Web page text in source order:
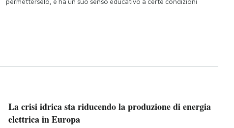
La crisi idrica sta riducendo la produzione di energia
elettrica in Europa